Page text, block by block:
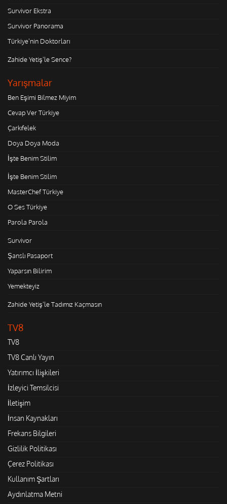
Survivor Ekstra
Survivor Panorama
Türkiye'nin Doktorları
Zahide Yetiş'le Sence?
Yarışmalar
Ben Eşimi Bilmez Miyim
Cevap Ver Türkiye
Çarkıfelek
Doya Doya Moda
İşte Benim Stilim
İşte Benim Stilim
MasterChef Türkiye
O Ses Türkiye
Parola Parola
Survivor
Şanslı Pasaport
Yaparsın Bilirim
Yemekteyiz
Zahide Yetiş'le Tadımız Kaçmasın
TV8
TV8
TV8 Canlı Yayın
Yatırımcı İlişkileri
İzleyici Temsilcisi
İletişim
İnsan Kaynakları
Frekans Bilgileri
Gizlilik Politikası
Çerez Politikası
Kullanım Şartları
Aydınlatma Metni